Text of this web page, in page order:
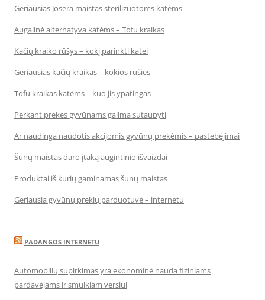
Geriausias Josera maistas sterilizuotoms katėms
Augalinė alternatyva katėms – Tofu kraikas
Kačių kraiko rūšys – kokį parinkti katei
Geriausias kačių kraikas – kokios rūšies
Tofu kraikas katėms – kuo jis ypatingas
Perkant prekes gyvūnams galima sutaupyti
Ar naudinga naudotis akcijomis gyvūnų prekėmis – pastebėjimai
Šunų maistas daro įtaką augintinio išvaizdai
Produktai iš kurių gaminamas šunų maistas
Geriausia gyvūnų prekių parduotuvė – internetu
PADANGOS INTERNETU
Automobilių supirkimas yra ekonominė nauda fiziniams
pardavėjams ir smulkiam verslui